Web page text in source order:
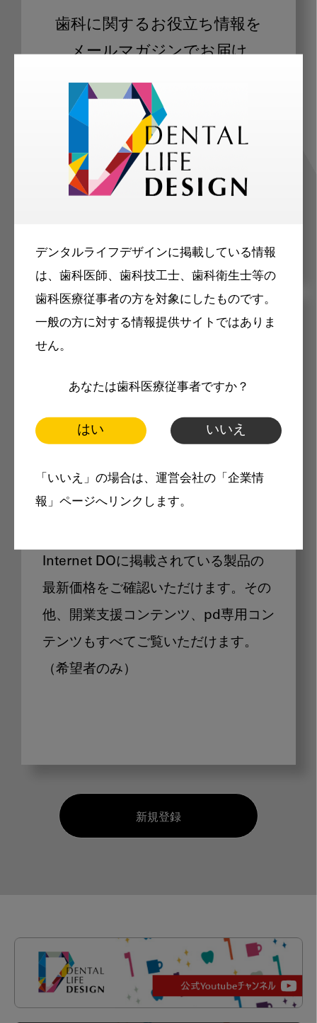
デンタルライフデザインに掲載している情報
は、歯科医師、歯科技工士、歯科衛生士等の
歯科医療従事者の方を対象にしたものです。
一般の方に対する情報提供サイトではありま
せん。
あなたは歯科医療従事者ですか？
はい いいえ
「いいえ」の場合は、運営会社の「企業情
報」ページへリンクします。
歯科に関するお役立ち情報を
メールマガジンでお届け
ご登録いただいた職種（歯科医師、歯
科衛生士、歯科技工士）に合わせた内
容のメールマガジンをお届けします。
メリット
製品価格も閲覧可能
Internet DOに掲載されている製品の
最新価格をご確認いただけます。その
他、開業支援コンテンツ、pd専用コン
テンツもすべてご覧いただけます。
（希望者のみ）
新規登録